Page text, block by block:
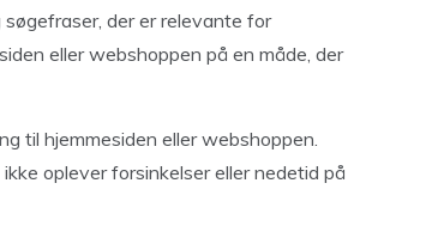
der er relevante for
eller webshoppen på en måde, der
til hjemmesiden eller webshoppen.
oplever forsinkelser eller nedetid på